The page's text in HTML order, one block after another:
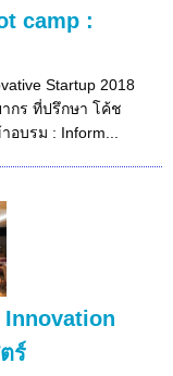
camp :
Startup 2018
กร ที่ปรึกษา โค้ช
บรม : Inform...
ร์